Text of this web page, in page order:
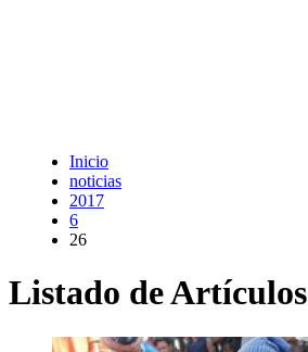
Inicio
noticias
2017
6
26
Listado de Artículos